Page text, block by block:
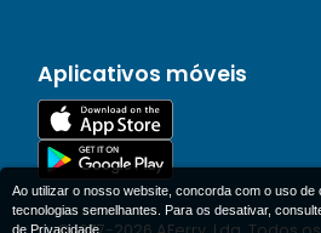
Aplicativos móveis
Ao utilizar o nosso website, concorda com o uso de
tecnologias semelhantes. Para os desativar,
de Privacidade.